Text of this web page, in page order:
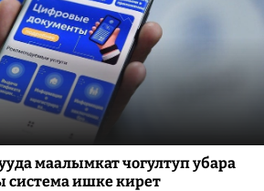
маалымкат чогултуп убара
ишке кирет